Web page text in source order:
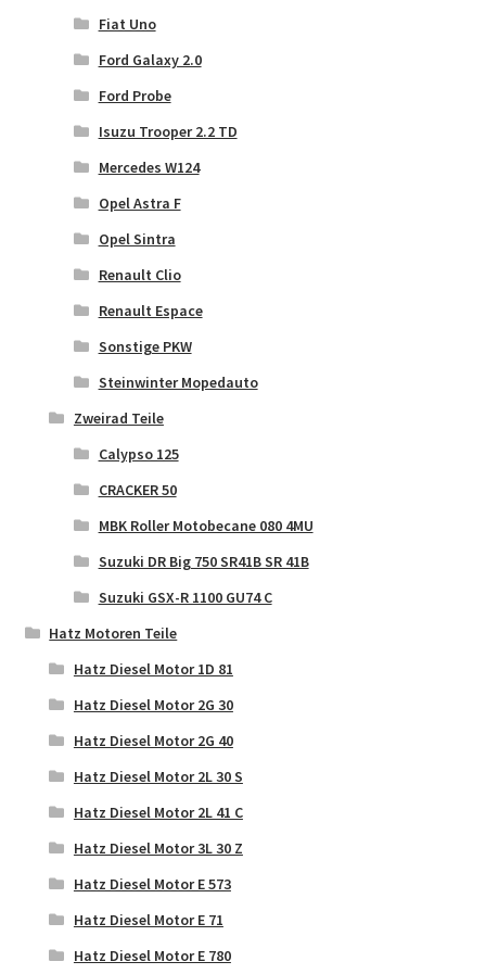
Fiat Uno
Ford Galaxy 2.0
Ford Probe
Isuzu Trooper 2.2 TD
Mercedes W124
Opel Astra F
Opel Sintra
Renault Clio
Renault Espace
Sonstige PKW
Steinwinter Mopedauto
Zweirad Teile
Calypso 125
CRACKER 50
MBK Roller Motobecane 080 4MU
Suzuki DR Big 750 SR41B SR 41B
Suzuki GSX-R 1100 GU74 C
Hatz Motoren Teile
Hatz Diesel Motor 1D 81
Hatz Diesel Motor 2G 30
Hatz Diesel Motor 2G 40
Hatz Diesel Motor 2L 30 S
Hatz Diesel Motor 2L 41 C
Hatz Diesel Motor 3L 30 Z
Hatz Diesel Motor E 573
Hatz Diesel Motor E 71
Hatz Diesel Motor E 780